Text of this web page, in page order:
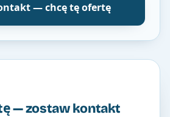
— chcę tę ofertę
— zostaw kontakt